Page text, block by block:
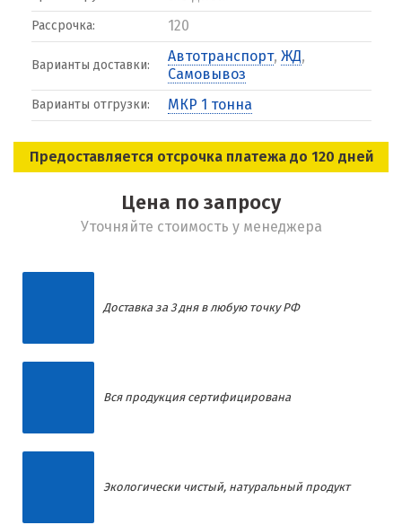
Рассрочка: 120
Варианты доставки:
Автотранспорт, ЖД,
Самовывоз
Варианты отгрузки: МКР 1 тонна
Предоставляется отсрочка платежа до 120 дней
Цена по запросу
Уточняйте стоимость у менеджера
Доставка за 3 дня в любую точку РФ
Вся продукция сертифицирована
Экологически чистый, натуральный продукт